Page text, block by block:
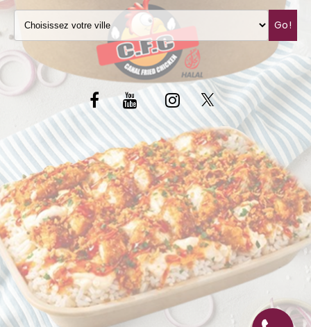
MENTIONS LÉGALES
C.G.V
Go!